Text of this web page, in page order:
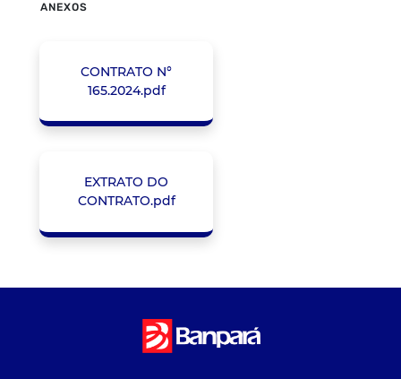
ANEXOS
CONTRATO N°
165.2024.pdf
EXTRATO DO
CONTRATO.pdf